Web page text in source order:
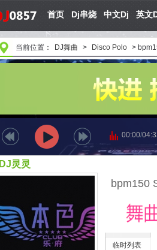
首页 Dj串烧 中文Dj 英文
当前位置： DJ舞曲 > Disco Polo >
00:00/
bpm150
临时列表
DJ灵灵